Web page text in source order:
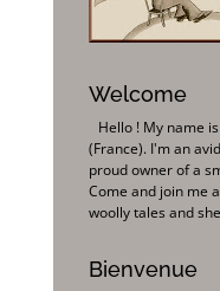
Welcome
Hello ! My name
(France). I'm an
proud owner of a
Come and join me
woolly tales and
Bienvenue